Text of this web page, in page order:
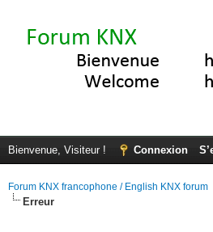
Bienvenue, Visiteur ! Connexion
Forum KNX francophone / English KNX forum
Erreur